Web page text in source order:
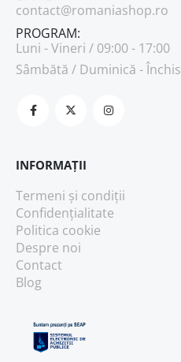
contact@romaniashop.ro
PROGRAM:
Luni - Vineri / 09:00 - 17:00
Sâmbătă / Duminică - Închis
INFORMAȚII
Termeni și condiții
Confidențialitate
Politica cookie
Despre noi
Contact
Blog